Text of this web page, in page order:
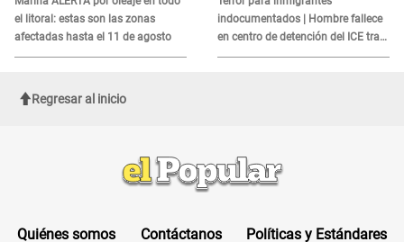
el litoral: estas son las zonas
afectadas hasta el 11 de agosto
indocumentados | Hombre fallece
en centro de detención del ICE tras
sufrir una "emergencia médica"
Regresar al inicio
Quiénes somos Contáctanos
Políticas y Estándares